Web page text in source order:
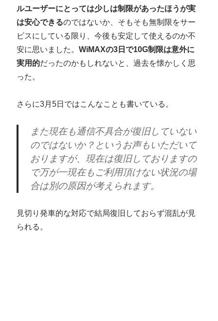
ルユーザーにとっては少しは制限があったほうが実
は安心できるのではないか、そもそも無制限をサー
ビスにしている限り、今後も安定して使えるのか不
安に思いました。WiMAXの3日で10G制限は意外に
実用的だったのかもしれないと、過去を懐かしく思
った。
さらに3月5日ではこんなことも書いている。
また現在も通信不具合が復旧していない
のではないか？というお声もいただいて
おりますが、現在は復旧しておりますの
で万が一現在もご利用頂けない状況の場
合は別の原因が考えられます。
見切り発車的な対応で結局復旧しておらず混乱が見
られる。